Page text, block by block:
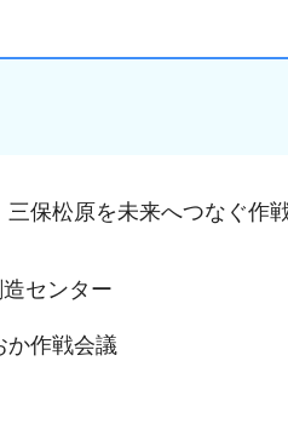
保松原を未来へつなぐ作
センター
か作戦会議